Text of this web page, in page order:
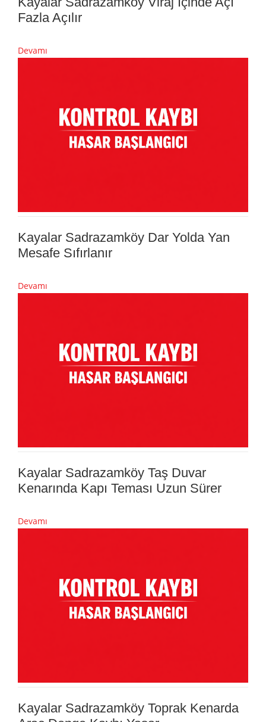
Fazla Açılır
Devamı
Kayalar Sadrazamköy Dar Yolda Yan
Mesafe Sıfırlanır
Devamı
Kayalar Sadrazamköy Taş Duvar
Kenarında Kapı Teması Uzun Sürer
Devamı
Kayalar Sadrazamköy Toprak Kenarda